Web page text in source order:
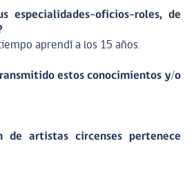
especialidades-oficios-roles, de
aprendí a los 15 años.
estos conocimientos y/o
de artistas circenses pertenece